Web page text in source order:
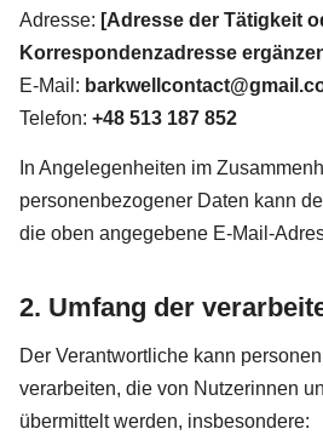
Adresse: [Adresse der Tätigkeit
Korrespondenzadresse
E-Mail:
Telefon: +48 513 187 852
In Angelegenheiten im
personenbezogener Daten kann
die oben angegebene E-Mail-
2. Umfang der
Der Verantwortliche kann
verarbeiten, die von Nutzerinnen
übermittelt werden, insbesondere: